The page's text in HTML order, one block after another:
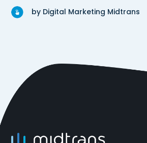
by Digital Marketing Midtrans